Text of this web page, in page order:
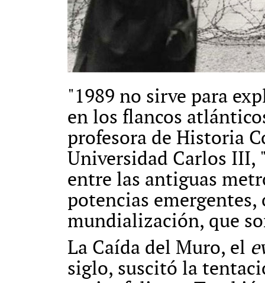
"1989 no sirve para
en los flancos
profesora de Historia
Universidad Carlos III,
entre las antiguas
potencias emergentes,
mundialización, que
La Caída del Muro, el
siglo, suscitó la